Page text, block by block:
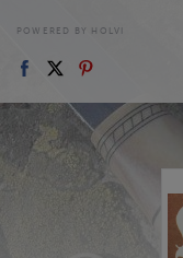
POWERED BY HOLVI